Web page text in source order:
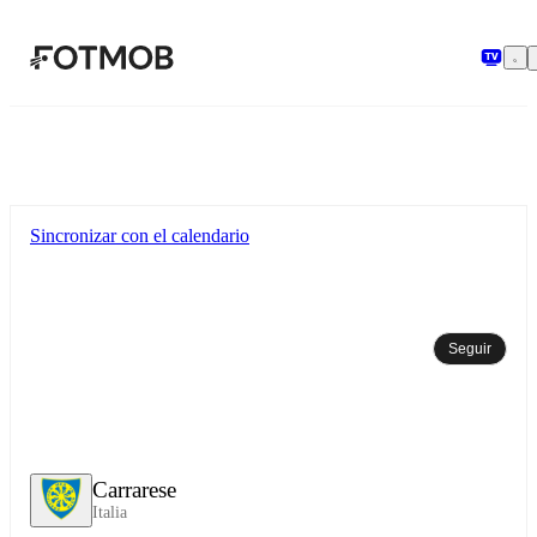
Carrarese
Italia
Sincronizar con el calendario
Seguir